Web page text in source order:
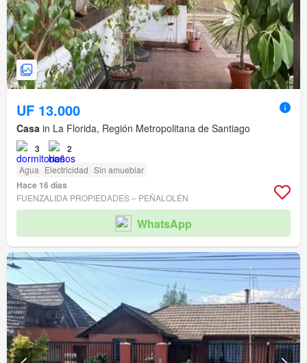
UF 13.000
Casa in La Florida, Región Metropolitana de Santiago
3 2
Agua Electricidad Sin amueblar
Hace 16 días
FUENZALIDA PROPIEDADES – PEÑALOLÉN
WhatsApp